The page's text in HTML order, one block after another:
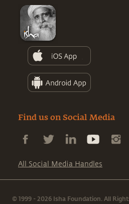
Find us on Social Media
All Social Media Handles
© 1999 - 2026 Isha Foundation. All